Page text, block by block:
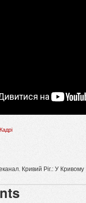
Кривий Ріг.: У Кривому